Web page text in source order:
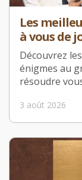
Les
à vous de
Découvrez
énigmes au
résoudre
3 août 2026